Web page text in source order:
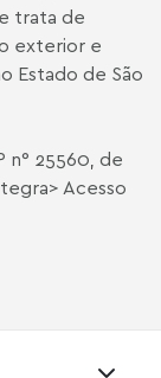
trata de
exterior e
Estado de São
n° 25560, de
> Acesso